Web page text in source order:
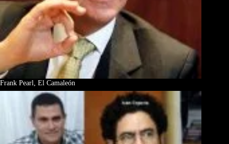
Frank Pearl, El Camaleón